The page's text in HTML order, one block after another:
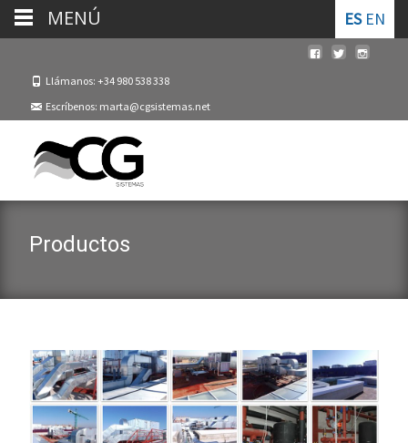
Llámanos: +34 980 538 338
Escríbenos: marta@cgsistemas.net
Productos
ES EN
MENÚ